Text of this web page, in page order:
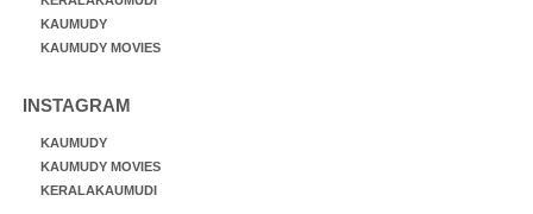
KAUMUDY
KAUMUDY MOVIES
INSTAGRAM
KAUMUDY
KAUMUDY MOVIES
KERALAKAUMUDI